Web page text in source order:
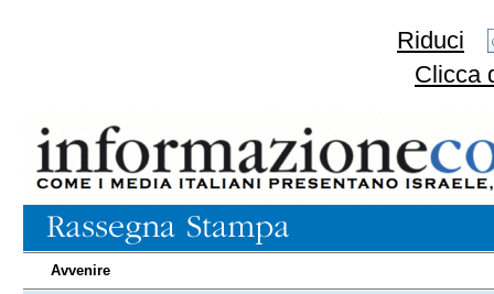
Riduci
Clicca
Avvenire